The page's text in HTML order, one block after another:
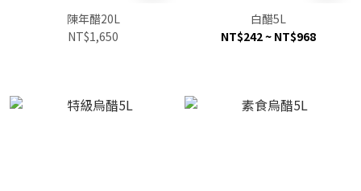
陳年醋20L
NT$1,650
白醋5L
NT$242 ~ NT$968